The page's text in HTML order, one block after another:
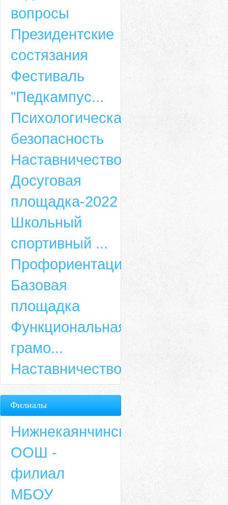
вопросы
Президентские
состязания
Фестиваль
"Педкампус...
Психологическая
безопасность
Наставничество
Досуговая
площадка-2022
Школьный
спортивный ...
Профориентация
Базовая
площадка
Функциональная
грамо...
Наставничество
Филиалы
Нижнекаянчинская
ООШ -
филиал
МБОУ